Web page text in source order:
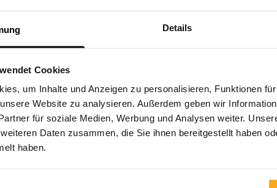
Details
Cookies
um Inhalte und Anzeigen zu personalisieren, Funktionen
Website zu analysieren. Außerdem geben wir
für soziale Medien, Werbung und Analysen weiter.
Daten zusammen, die Sie ihnen bereitgestellt haben
haben.
Nimm Kontakt
Wir sind rund um die Uhr für Sie da! Nutzen Sie
Mitgliedschaft aus und stellen Sie Ihre Frage.